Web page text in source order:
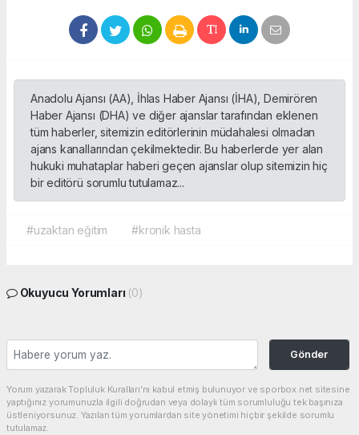
Anadolu Ajansı (AA), İhlas Haber Ajansı (İHA), Demirören
Haber Ajansı (DHA) ve diğer ajanslar tarafından eklenen
tüm haberler, sitemizin editörlerinin müdahalesi olmadan
ajans kanallarından çekilmektedir. Bu haberlerde yer alan
hukuki muhataplar haberi geçen ajanslar olup sitemizin hiç
bir editörü sorumlu tutulamaz...
#uzaktan eğitim #kronik hasta
Okuyucu Yorumları (0)
Gönder
Yorum yazarak Topluluk Kuralları’nı kabul etmiş bulunuyor ve sporbox.net sitesine
yaptığınız yorumunuzla ilgili doğrudan veya dolaylı tüm sorumluluğu tek başınıza
üstleniyorsunuz. Yazılan tüm yorumlardan site yönetimi hiçbir şekilde sorumlu
tutulamaz.